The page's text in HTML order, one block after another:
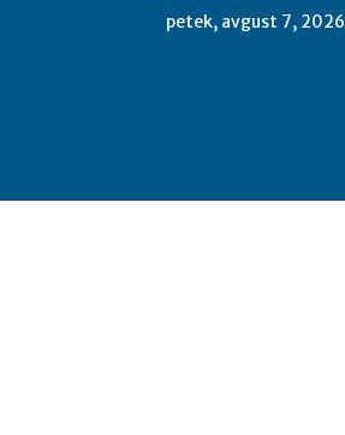
petek, avgust 7, 2026